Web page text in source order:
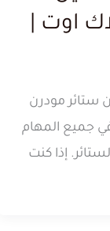
اوت |
ستائر مودرن
جميع المهام
إذا كنت